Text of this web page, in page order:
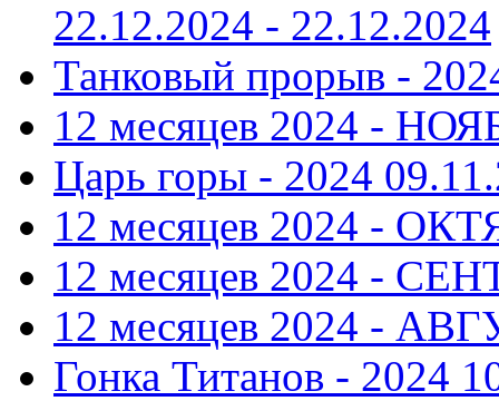
22.12.2024 - 22.12.2024
Танковый прорыв -
12 месяцев 2024 -
Царь горы - 2024
12 месяцев 2024 -
12 месяцев 2024 -
12 месяцев 2024 -
Гонка Титанов - 2024